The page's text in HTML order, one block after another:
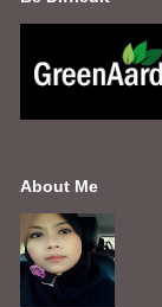
About Me